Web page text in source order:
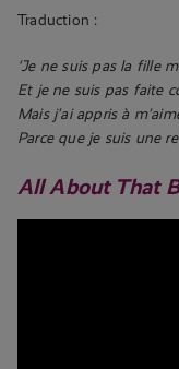
Traduction :
‘Je ne suis pas la fille
Et je ne suis pas faite
Mais j’ai appris à
Parce que je suis une
All About That